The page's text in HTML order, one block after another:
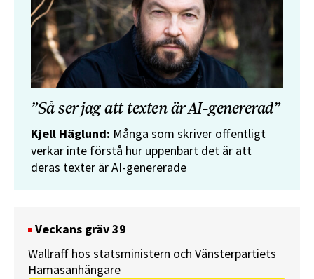
”Så ser jag att texten är AI-genererad”
Kjell Häglund: Många som skriver offentligt
verkar inte förstå hur uppenbart det är att
deras texter är AI-genererade
Veckans gräv 39
Wallraff hos statsministern och Vänsterpartiets
Hamasanhängare